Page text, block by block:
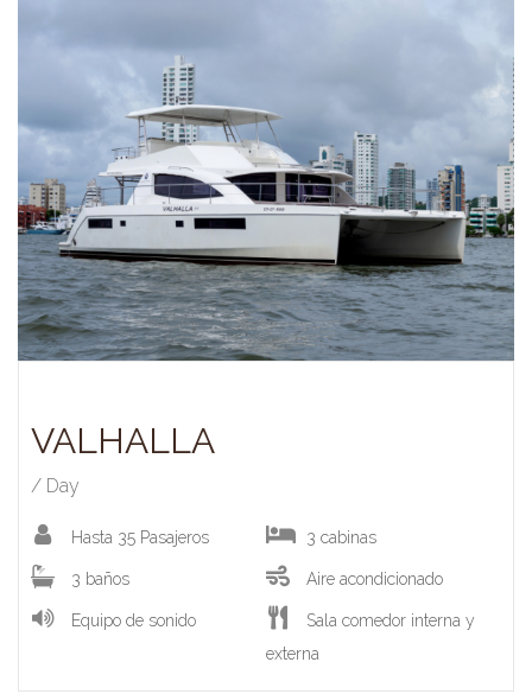
VALHALLA
/ Day
Hasta 35 Pasajeros 3 cabinas
3 baños Aire acondicionado
Equipo de sonido
Sala comedor interna y
externa